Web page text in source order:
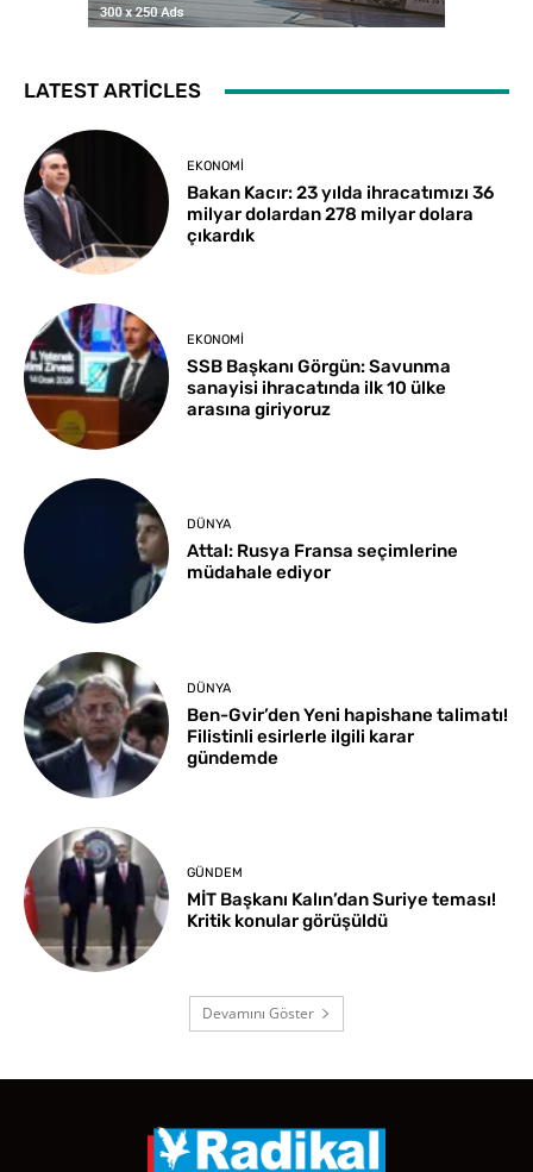
LATEST ARTICLES
EKONOMI
Bakan Kacır: 23 yılda ihracatımızı 36
milyar dolardan 278 milyar dolara
çıkardık
EKONOMI
SSB Başkanı Görgün: Savunma
sanayisi ihracatında ilk 10 ülke
arasına giriyoruz
DÜNYA
Attal: Rusya Fransa seçimlerine
müdahale ediyor
DÜNYA
Ben-Gvir’den Yeni hapishane talimatı!
Filistinli esirlerle ilgili karar
gündemde
GÜNDEM
MİT Başkanı Kalın’dan Suriye teması!
Kritik konular görüşüldü
Devamını Göster